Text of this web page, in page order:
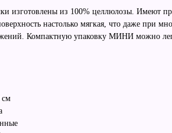
изготовлены из 100% целлюлозы. Имеют
настолько мягкая, что даже при
Компактную упаковку МИНИ можно
см